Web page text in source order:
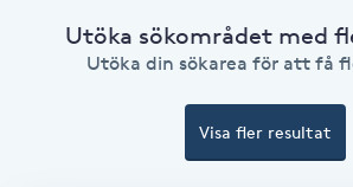
Permanent ögonbrynsmakeup
Utöka sökområdet med
Utöka din sökarea för att få
Visa fler resultat